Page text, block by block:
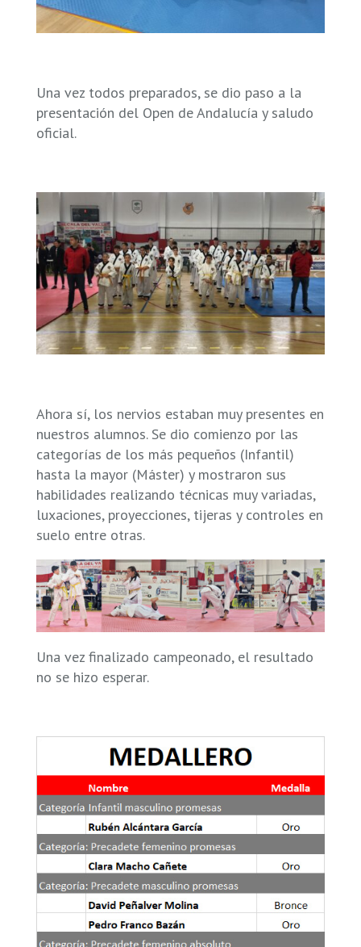
Una vez todos preparados, se dio paso a la
presentación del Open de Andalucía y saludo
oficial.
Ahora sí, los nervios estaban muy presentes en
nuestros alumnos. Se dio comienzo por las
categorías de los más pequeños (Infantil)
hasta la mayor (Máster) y mostraron sus
habilidades realizando técnicas muy variadas,
luxaciones, proyecciones, tijeras y controles en
suelo entre otras.
Una vez finalizado campeonado, el resultado
no se hizo esperar.